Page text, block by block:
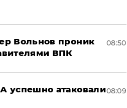
Вольнов проник
ВПК
08:50
успешно атаковали08:09